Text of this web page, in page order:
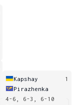
Kapshay
1
Pirazhenka
4-6, 6-3, 6-10